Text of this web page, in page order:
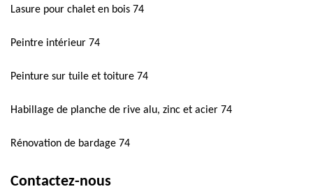
Lasure pour chalet en bois 74
Peintre intérieur 74
Peinture sur tuile et toiture 74
Habillage de planche de rive alu, zinc et acier 74
Rénovation de bardage 74
Contactez-nous